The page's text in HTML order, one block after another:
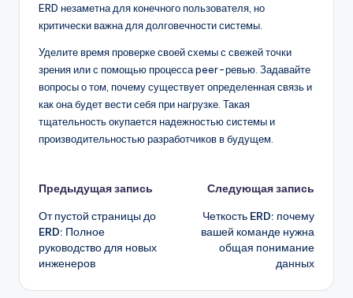
ERD незаметна для конечного пользователя, но
критически важна для долговечности системы.
Уделите время проверке своей схемы с свежей точки
зрения или с помощью процесса peer-ревью. Задавайте
вопросы о том, почему существует определенная связь и
как она будет вести себя при нагрузке. Такая
тщательность окупается надежностью системы и
производительностью разработчиков в будущем.
Навигация
записи
Предыдущая запись
От пустой страницы до
ERD: Полное
руководство для новых
инженеров
Следующая запись
Четкость ERD: почему
вашей команде нужна
общая понимание
данных